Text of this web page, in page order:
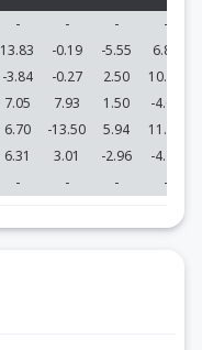
- - - -
13.83 -0.19 -5.55 6.80
-3.84 -0.27 2.50 10.07
7.05 7.93 1.50 -4.01
6.70 -13.50 5.94 11.13
6.31 3.01 -2.96 -4.76
- - - -